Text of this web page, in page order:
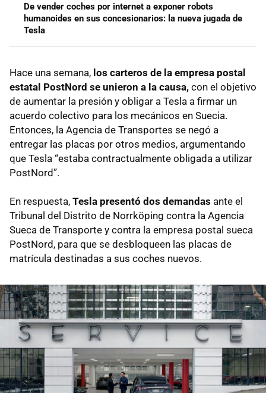
De vender coches por internet a exponer robots
humanoides en sus concesionarios: la nueva jugada de
Tesla
Hace una semana, los carteros de la empresa postal
estatal PostNord se unieron a la causa, con el objetivo
de aumentar la presión y obligar a Tesla a firmar un
acuerdo colectivo para los mecánicos en Suecia.
Entonces, la Agencia de Transportes se negó a
entregar las placas por otros medios, argumentando
que Tesla “estaba contractualmente obligada a utilizar
PostNord”.
En respuesta, Tesla presentó dos demandas ante el
Tribunal del Distrito de Norrköping contra la Agencia
Sueca de Transporte y contra la empresa postal sueca
PostNord, para que se desbloqueen las placas de
matrícula destinadas a sus coches nuevos.